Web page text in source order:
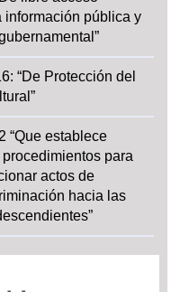
información pública y
“De Protección del
“Que establece
para
actos de
hacia las